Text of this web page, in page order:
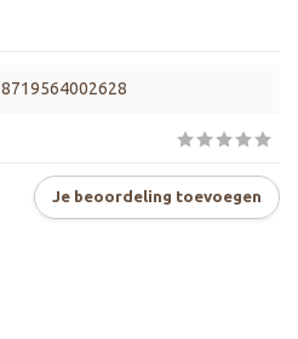
8719564002628
Je beoordeling toevoegen